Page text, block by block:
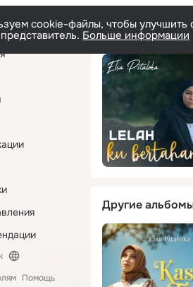
cookie-файлы, чтобы улучшить
Больше информации
Помощь
Другие